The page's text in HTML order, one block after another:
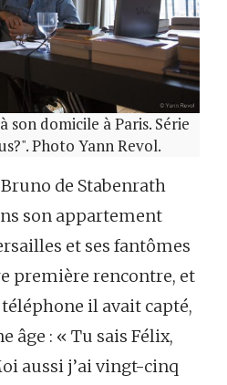
son domicile à Paris. Série
Photo Yann Revol.
de Stabenrath
son appartement
et ses fantômes
première rencontre, et
il avait capté,
âge : « Tu sais Félix,
aussi j’ai vingt-cinq